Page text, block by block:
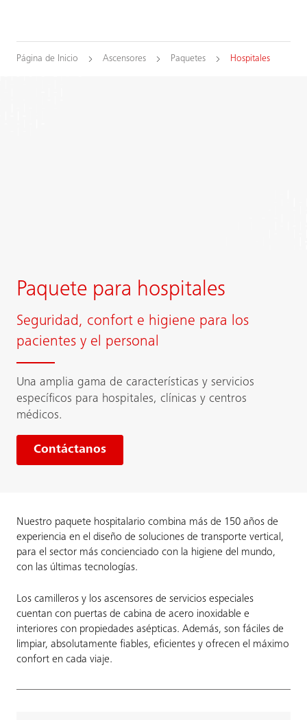
Página de Inicio Ascensores Paquetes Hospitales
Paquete para hospitales
Seguridad, confort e higiene para los
pacientes y el personal
Una amplia gama de características y servicios
específicos para hospitales, clínicas y centros
médicos.
Contáctanos
Nuestro paquete hospitalario combina más de 150 años de
experiencia en el diseño de soluciones de transporte vertical,
para el sector más concienciado con la higiene del mundo,
con las últimas tecnologías.
Los camilleros y los ascensores de servicios especiales
cuentan con puertas de cabina de acero inoxidable e
interiores con propiedades asépticas. Además, son fáciles de
limpiar, absolutamente fiables, eficientes y ofrecen el máximo
confort en cada viaje.